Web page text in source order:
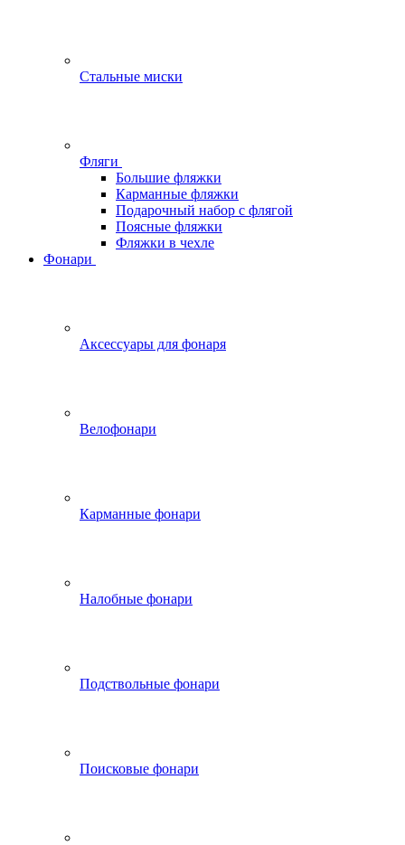
Стальные миски
Фляги
Большие фляжки
Карманные фляжки
Подарочный набор с флягой
Поясные фляжки
Фляжки в чехле
Фонари
Аксессуары для фонаря
Велофонари
Карманные фонари
Налобные фонари
Подствольные фонари
Поисковые фонари